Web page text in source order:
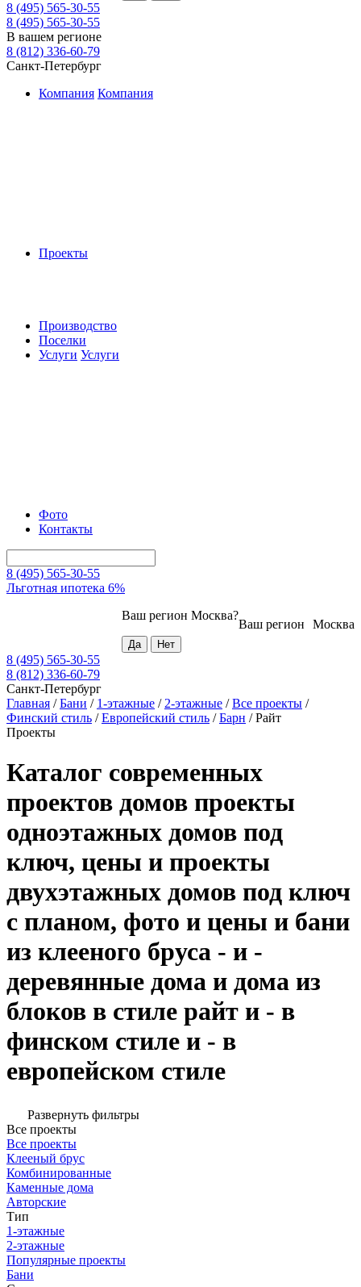
8 (495) 565-30-55
8 (495) 565-30-55
В вашем регионе
8 (812) 336-60-79
Санкт-Петербург
Компания Компания
Проекты
Производство
Поселки
Услуги Услуги
Фото
Контакты
8 (495) 565-30-55
Льготная ипотека 6%
Москва
Ваш регион
Ваш регион Москва?
8 (495) 565-30-55
8 (812) 336-60-79
Санкт-Петербург
Главная /Бани / 1-этажные / 2-этажные /Все проекты /
Финский стиль /Европейский стиль /Барн /Райт
Проекты
Каталог современных
проектов домов проекты
одноэтажных домов под
ключ, цены и проекты
двухэтажных домов под ключ
с планом, фото и цены и бани
из клееного бруса - и -
деревянные дома и дома из
блоков в стиле райт и - в
финском стиле и - в
европейском стиле
Развернуть фильтры
Все проекты
Все проекты
Клееный брус
Комбинированные
Каменные дома
Авторские
Тип
1-этажные
2-этажные
Популярные проекты
Бани